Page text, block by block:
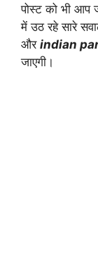
पोस्ट को भी
में उठ रहे सारे
और indian
जाएगी।